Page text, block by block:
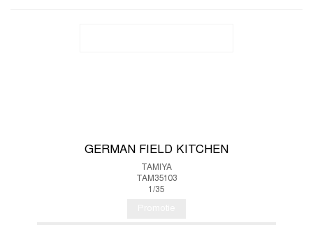
GERMAN FIELD KITCHEN
TAMIYA
TAM35103
1/35